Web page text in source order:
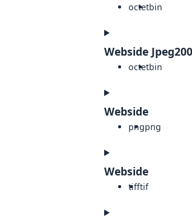
octetbin
Webside
octetbin
Webside
pngpng
Webside
tifftif